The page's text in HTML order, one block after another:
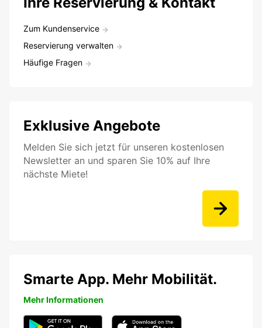
Zum Kundenservice
Reservierung verwalten
Häufige Fragen
Exklusive Angebote
Melden Sie sich jetzt für unseren kostenlosen
Newsletter an und sparen Sie 10% auf Ihre
nächste Miete!
Smarte App. Mehr Mobilität.
Mehr Informationen